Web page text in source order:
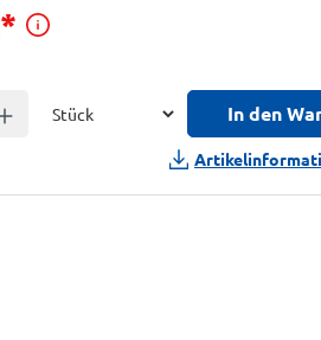
* Preisinformationen
erhöhen In den